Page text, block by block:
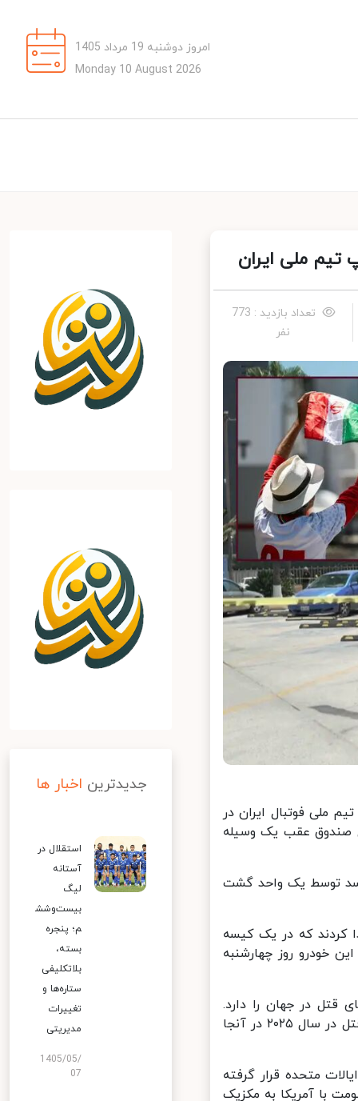
امروز دوشنبه 19 مرداد 1405
Monday 10 August 2026
ملی ایران
تعداد بازدید : 773
نفر
ملی فوتبال ایران در
صندوق عقب یک وسیله
توسط یک واحد گشت
که در یک کیسه
روز چهارشنبه
قتل در جهان را دارد.
تیخوانا که در مرز ایالات متحده قرار دارد و طبق آمار رسمی بیش از ۱۲۰۰ قتل در سال ۲۰۲۵ در آنجا
متحده قرار گرفته
با آمریکا به مکزیک
جدیدترین اخبار ها
استقلال در
آستانه
لیگ
بیست‌وشش
م؛ پنجره
بسته،
بلاتکلیفی
ستاره‌ها و
تغییرات
مدیریتی
1405/05/
07